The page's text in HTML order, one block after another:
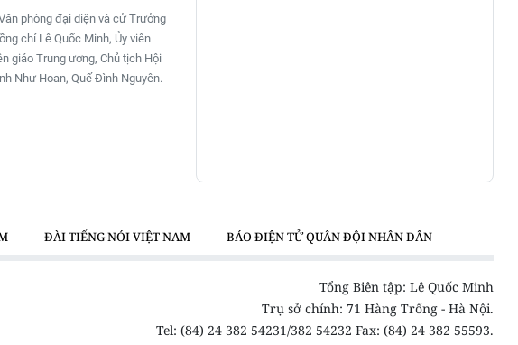
phòng đại diện và cử Trưởng
chí Lê Quốc Minh, Ủy viên
giáo Trung ương, Chủ tịch Hội
Như Hoan, Quế Đình Nguyên.
ĐÀI TIẾNG NÓI VIỆT NAM BÁO ĐIỆN TỬ QUÂN ĐỘI NHÂN DÂN
Tổng Biên tập: Lê Quốc Minh
Trụ sở chính: 71 Hàng Trống - Hà Nội.
Tel: (84) 24 382 54231/382 54232 Fax: (84) 24 382 55593.